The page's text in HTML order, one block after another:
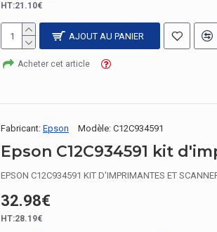
HT:21.10€
AJOUT AU PANIER
Acheter cet article
Fabricant: Epson Modèle: C12C934591
EPSON C12C934591 KIT D'IMPRIMANTES ET
32.98€
HT:28.19€